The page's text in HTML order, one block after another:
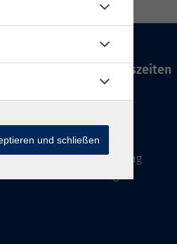
Öffnungszeiten
Dienstag
Mittwoch
Donnerstag
und schließen